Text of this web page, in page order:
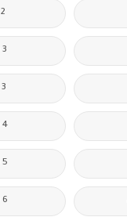
2 ع ترم 1
3 ب ترم 1
3 ع ترم 2
4 ب ترم 1
5 ب ترم 2
6 ب ترم 2